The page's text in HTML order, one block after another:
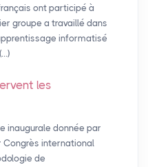
ont participé à
groupe a travaillé dans
informatisé
les
inaugurale donnée par
Congrès international
de